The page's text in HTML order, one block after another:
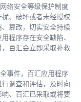
络安全等级保护制度
、破坏或者未经授权
篡改，切实安全持续
程序存在安全缺陷、
百汇会立即采取补救
事件，百汇应用程序
调查和评估，及时向
、百汇已采取或将要